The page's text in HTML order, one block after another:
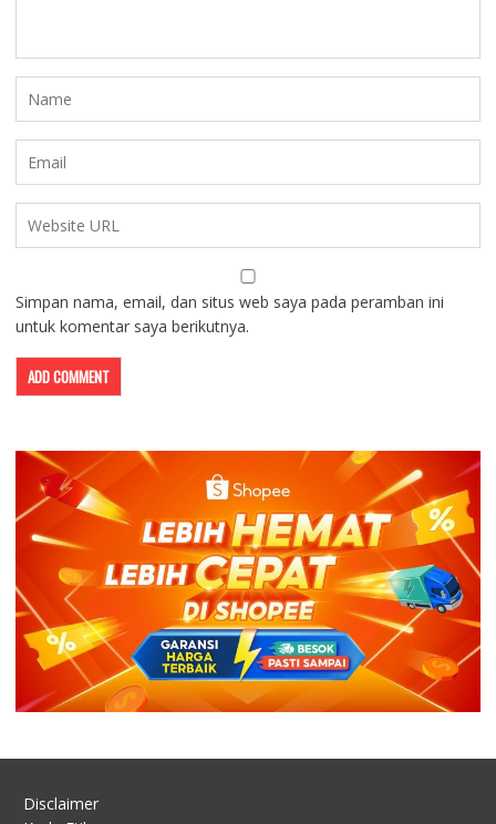
Simpan nama, email, dan situs web saya pada peramban ini
untuk komentar saya berikutnya.
Disclaimer